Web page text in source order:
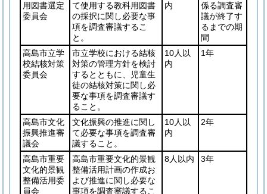
用図書選定
委員会
て使用する教科用図書
の採択に関し必要な事
項を調査審議するこ
と。
内
係る調査審
議が終了す
るまでの期
間
高島市立学
校結核対策
委員会
市立学校における結核
対策の管理方針を検討
するとともに、児童生
徒の結核対策に関し必
要な事項を調査審議す
ること。
10人以
内
1年
高島市文化
振興推進審
議会
文化振興の推進に関し
て必要な事項を調査審
議すること。
10人以
内
2年
高島市重要
文化的景観
整備活用委
員会
高島市重要文化的景観
整備活用計画の作成お
よび推進に関し必要な
事項を調査審議するこ
8人以内 3年